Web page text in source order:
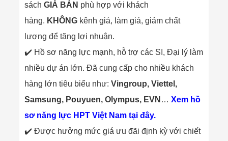
sáchGIÁ BÁN phù hợp với khách
hàng. KHÔNG kênh giá, làm giá, giảm chất
lượng để tăng lợi nhuận.
✔️ Hồ sơ năng lực mạnh, hỗ trợ các SI, Đại lý làm
nhiều dự án lớn. Đã cung cấp cho nhiều khách
hàng lớn tiêu biểu như:Vingroup, Viettel,
Samsung, Pouyuen, Olympus, EVN …Xem hồ
sơ năng lực HPT Việt Nam tại đây.
✔️ Được hưởng mức giá ưu đãi định kỳ với chiết